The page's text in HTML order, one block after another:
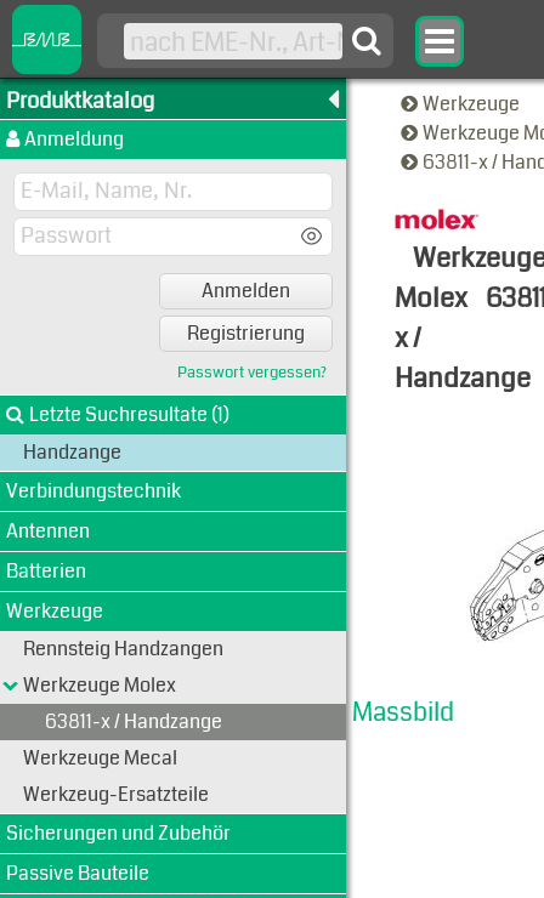
Produktkatalog
Anmeldung
Anmelden
Registrierung
Passwort vergessen?
Letzte Suchresultate (1)
Handzange
Verbindungstechnik
Antennen
Batterien
Werkzeuge
Rennsteig Handzangen
Werkzeuge Molex
63811-x / Handzange
Werkzeuge Mecal
Werkzeug-Ersatzteile
Sicherungen und Zubehör
Passive Bauteile
Werkzeuge
Werkzeuge
63811-x /
Molex
x /
Handzange
Massbild